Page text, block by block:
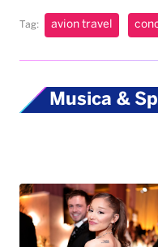
Tag: avion travel
Musica &